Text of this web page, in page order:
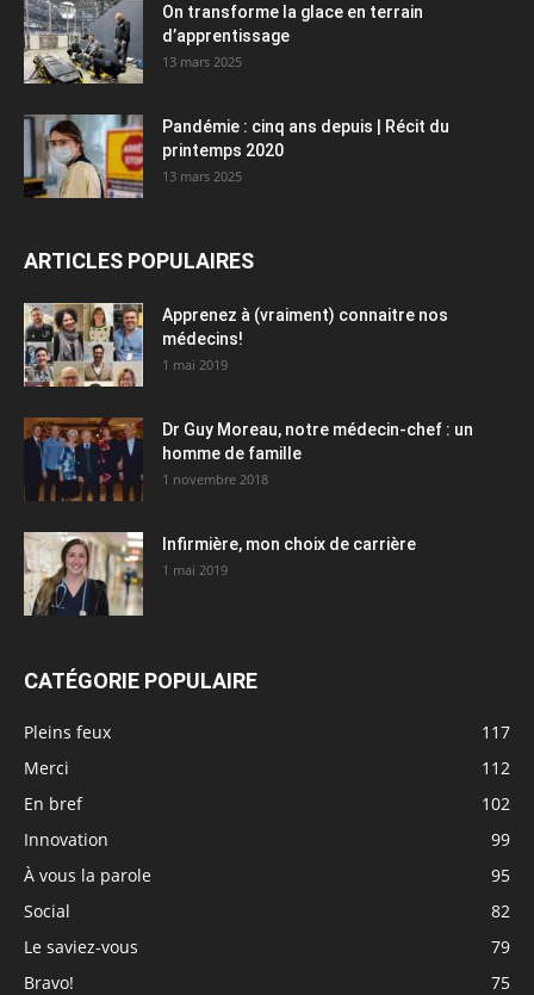
On transforme la glace en terrain
d’apprentissage
13 mars 2025
Pandémie : cinq ans depuis | Récit du
printemps 2020
13 mars 2025
ARTICLES POPULAIRES
Apprenez à (vraiment) connaitre nos
médecins!
1 mai 2019
Dr Guy Moreau, notre médecin-chef : un
homme de famille
1 novembre 2018
Infirmière, mon choix de carrière
1 mai 2019
CATÉGORIE POPULAIRE
Pleins feux
117
Merci
112
En bref
102
Innovation
99
À vous la parole
95
Social
82
Le saviez-vous
79
Bravo!
75